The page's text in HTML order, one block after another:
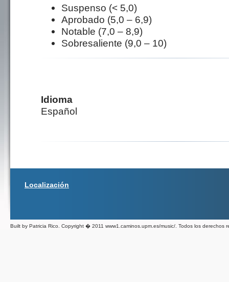
Suspenso (< 5,0)
Aprobado (5,0 – 6,9)
Notable (7,0 – 8,9)
Sobresaliente (9,0 – 10)
Idioma
Español
Localización
Built by Patricia Rico. Copyright � 2011 www1.caminos.upm.es/music/. Todos los derechos